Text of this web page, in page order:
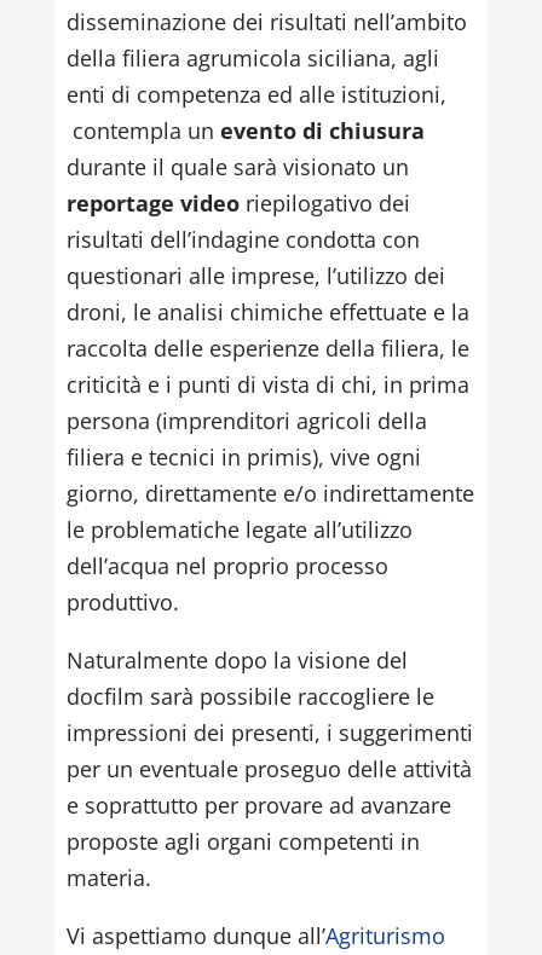
disseminazione dei risultati nell’ambito
della filiera agrumicola siciliana, agli
enti di competenza ed alle istituzioni,
contempla un evento di chiusura
durante il quale sarà visionato un
reportage videoriepilogativo dei
risultati dell’indagine condotta con
questionari alle imprese, l’utilizzo dei
droni, le analisi chimiche effettuate e la
raccolta delle esperienze della filiera, le
criticità e i punti di vista di chi, in prima
persona (imprenditori agricoli della
filiera e tecnici in primis), vive ogni
giorno, direttamente e/o indirettamente
le problematiche legate all’utilizzo
dell’acqua nel proprio processo
produttivo.
Naturalmente dopo la visione del
docfilm sarà possibile raccogliere le
impressioni dei presenti, i suggerimenti
per un eventuale proseguo delle attività
e soprattutto per provare ad avanzare
proposte agli organi competenti in
materia.
Vi aspettiamo dunque all’Agriturismo